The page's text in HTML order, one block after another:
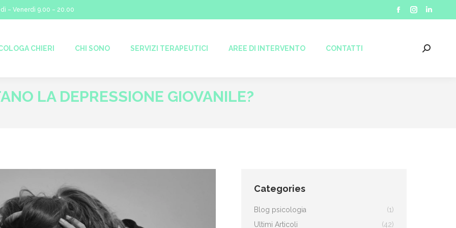
– Venerdì 9.00 – 20.00
FacebookInstagram
CHIERI CHI SONO SERVIZI TERAPEUTICI AREE DI INTERVENTO CONTATTI Search:
LA DEPRESSIONE GIOVANILE?
Categories
Blog psicologia
(1)
Ultimi Articoli
(42)
Search: